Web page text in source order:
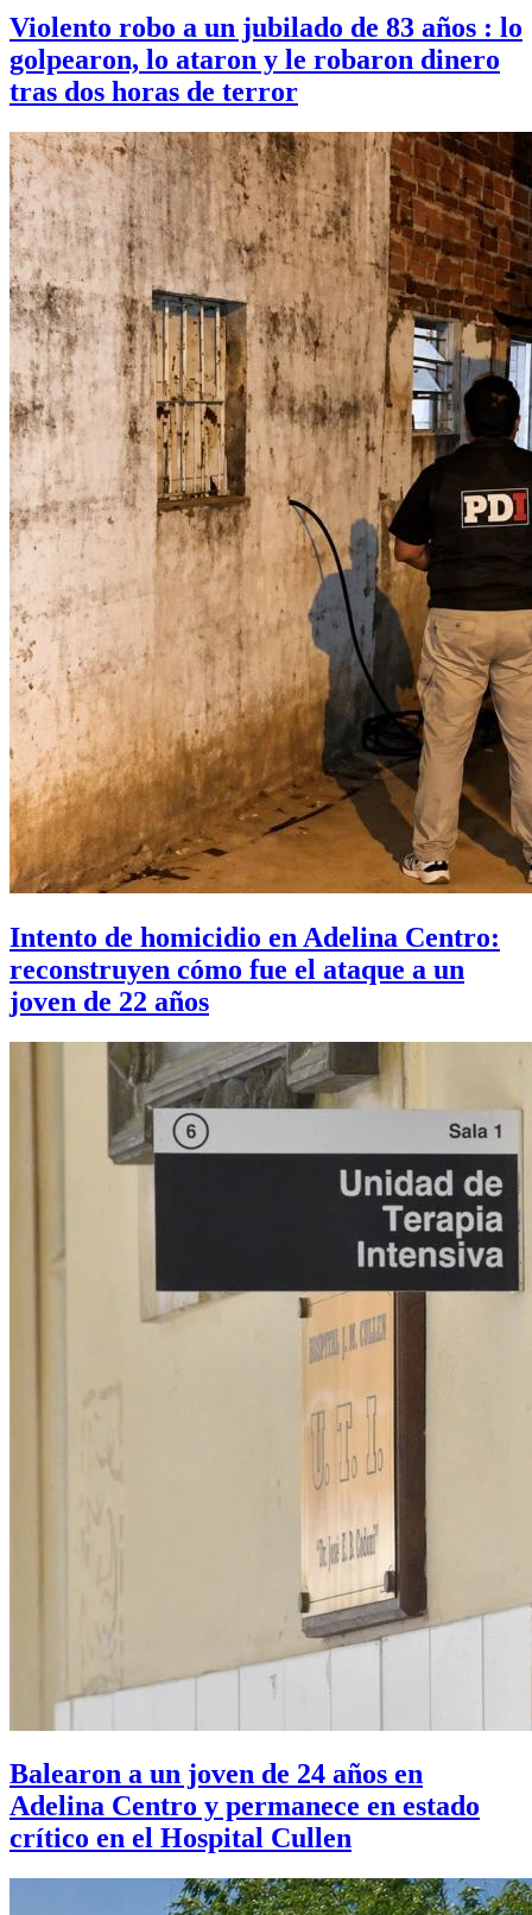
Violento robo a un jubilado de 83 años : lo
golpearon, lo ataron y le robaron dinero
tras dos horas de terror
Intento de homicidio en Adelina Centro:
reconstruyen cómo fue el ataque a un
joven de 22 años
Balearon a un joven de 24 años en
Adelina Centro y permanece en estado
crítico en el Hospital Cullen